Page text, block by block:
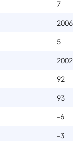
7
2006
5
2002
92
93
-6
-3